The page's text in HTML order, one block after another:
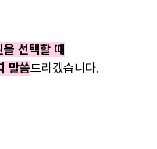
선택할 때
말씀드리겠습니다.